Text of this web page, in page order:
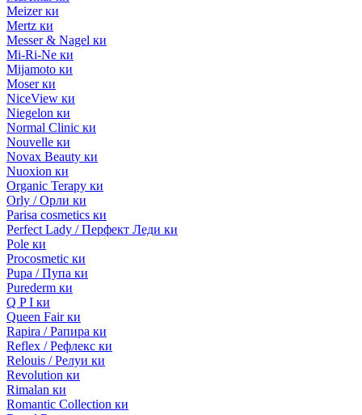
Meizer ки
Mertz ки
Messer & Nagel ки
Mi-Ri-Ne ки
Mijamoto ки
Moser ки
NiceView ки
Niegelon ки
Normal Clinic ки
Nouvelle ки
Novax Beauty ки
Nuoxion ки
Organic Terapy ки
Orly / Орли ки
Parisa cosmetics ки
Perfect Lady / Перфект Леди ки
Pole ки
Procosmetic ки
Pupa / Пупа ки
Purederm ки
Q P I ки
Queen Fair ки
Rapira / Рапира ки
Reflex / Рефлекс ки
Relouis / Релуи ки
Revolution ки
Rimalan ки
Romantic Collection ки